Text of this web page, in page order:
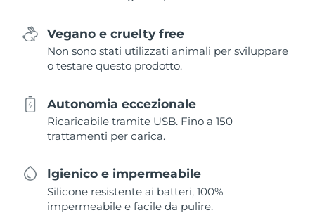
Vegano e cruelty free
Non sono stati utilizzati animali per sviluppare
o testare questo prodotto.
Autonomia eccezionale
Ricaricabile tramite USB. Fino a 150
trattamenti per carica.
Igienico e impermeabile
Silicone resistente ai batteri, 100%
impermeabile e facile da pulire.